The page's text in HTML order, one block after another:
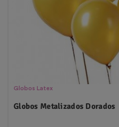
Globos Latex
Globos Metalizados Dorados